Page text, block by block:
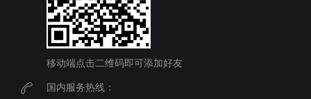
移动端点击二维码即可添加好友
国内服务热线：